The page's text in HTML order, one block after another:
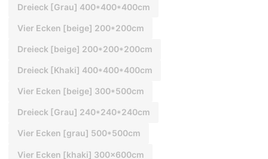
Dreieck [Grau] 400*400*400cm
Vier Ecken [beige] 200*200cm
Dreieck [beige] 200*200*200cm
Dreieck [Khaki] 400*400*400cm
Vier Ecken [beige] 300*500cm
Dreieck [Grau] 240*240*240cm
Vier Ecken [grau] 500*500cm
Vier Ecken [khaki] 300x600cm